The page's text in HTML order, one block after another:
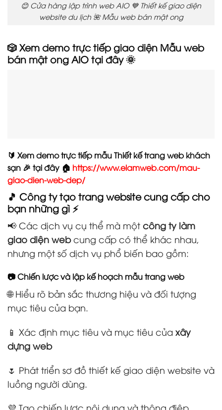
😊 Cửa hàng lập trình web AIO 💙 Thiết kế giao diện
website du lịch 🌺 Mẫu web bán mật ong
🎲 Xem demo trực tiếp giao diện Mẫu web
bán mật ong AIO tại đây 🌞
🔰 Xem demo trực tiếp mẫu Thiết kế trang web khách
sạn 🎉 tại đây 🏠 https://www.elamweb.com/mau-
giao-dien-web-dep/
🎵 Công ty tạo trang website cung cấp cho
bạn những gì ⚡
📢 Các dịch vụ cụ thể mà một công ty làm
giao diện webcung cấp có thể khác nhau,
nhưng một số dịch vụ phổ biến bao gồm:
📷 Chiến lược và lập kế hoạch mẫu trang web
🌐 Hiểu rõ bản sắc thương hiệu và đối tượng
mục tiêu của bạn.
📱 Xác định mục tiêu và mục tiêu của xây
dựng web
🌷 Phát triển sơ đồ thiết kế giao diện website và
luồng người dùng.
💜 Tạo chiến lược nội dung và thông điệp.